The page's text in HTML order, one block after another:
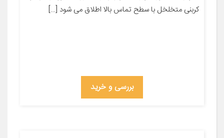
کربنی متخلخل با سطح تماس بالا اطلاق می شود […]
بررسی و خرید